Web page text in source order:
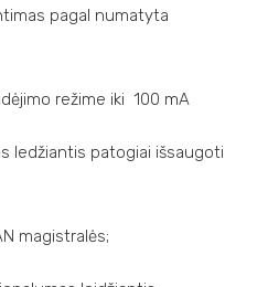
pagal numatyta
režime iki 100 mA
ledžiantis patogiai išsaugoti
magistralės;